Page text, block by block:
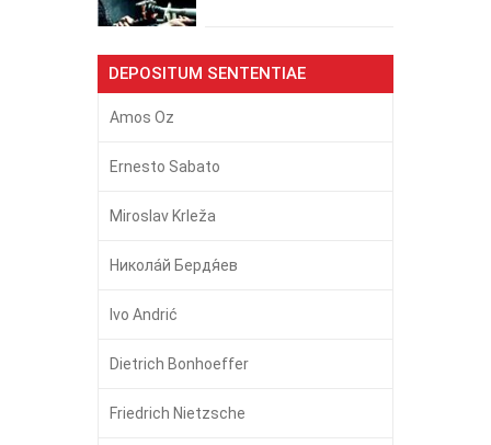
DEPOSITUM SENTENTIAE
Amos Oz
Ernesto Sabato
Miroslav Krleža
Никола́й Бердя́ев
Ivo Andrić
Dietrich Bonhoeffer
Friedrich Nietzsche